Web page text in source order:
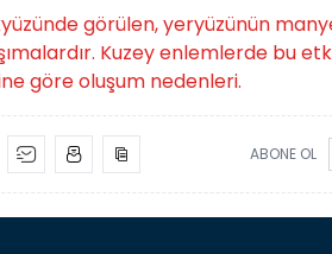
görülen, yeryüzünün
Kuzey enlemlerde bu
göre oluşum nedenleri.
ABONE OL